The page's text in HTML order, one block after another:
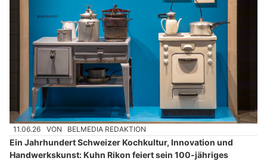
11.06.26 VON BELMEDIA REDAKTION
Ein Jahrhundert Schweizer Kochkultur, Innovation und
Handwerkskunst: Kuhn Rikon feiert sein 100-jähriges